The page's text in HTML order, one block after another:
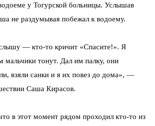
у Тогурской больницы. Услышав
не раздумывая побежал к водоему.
— кто-то кричит «Спасите!». Я
мальчики тонут. Дал им палку, они
взяли санки и я их повез до дома», —
Саша Кирасов.
в этот момент рядом проходил кто-то из